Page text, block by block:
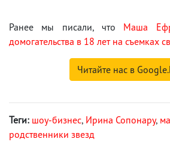
Ранее мы писали, что Маша
домогательства в 18 лет на съемках
Читайте нас в
Теги: шоу-бизнес, Ирина Сопонару,
родственники звезд